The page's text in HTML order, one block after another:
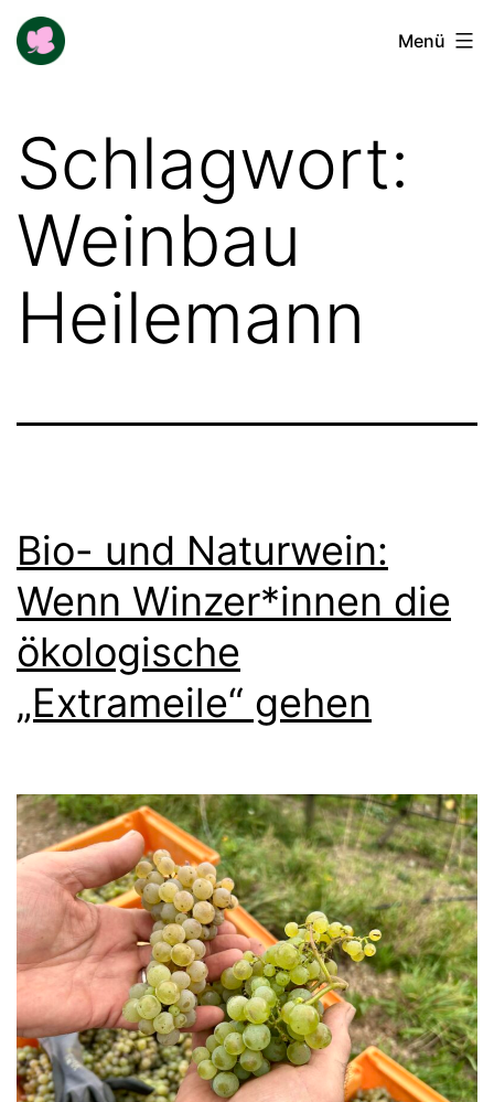
Zum
Inhalt
Buga-
Menü
Schlagwort:
Weinbau
Heilemann
Bio- und Naturwein:
Wenn Winzer*innen die
ökologische
„Extrameile“ gehen